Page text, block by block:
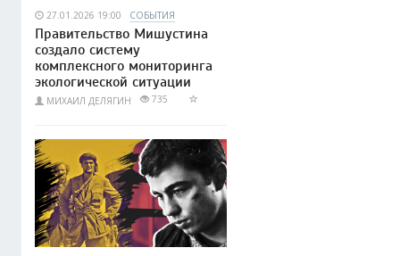
27.01.2026 19:00 СОБЫТИЯ
Правительство Мишустина
создало систему
комплексного мониторинга
экологической ситуации
МИХАИЛ ДЕЛЯГИН 735